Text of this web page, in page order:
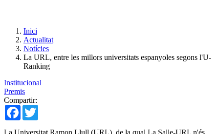
Inici
Actualitat
Notícies
La URL, entre les millors universitats espanyoles segons l'U-
Ranking
Institucional
Premis
Compartir:
Facebook
La Universitat Ramon Llull (URL), de la qual La Salle-URL n'és